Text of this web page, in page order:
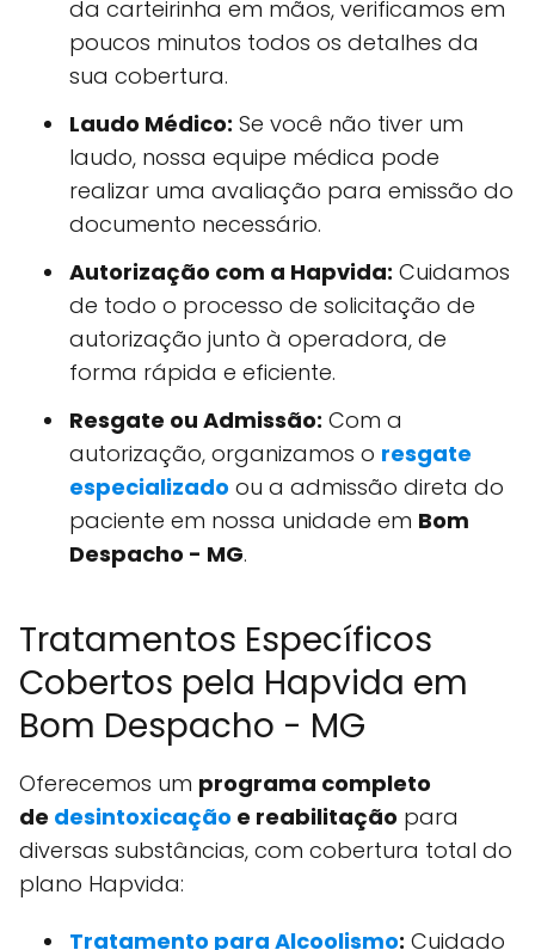
da carteirinha em mãos, verificamos em
poucos minutos todos os detalhes da
sua cobertura.
Laudo Médico: Se você não tiver um
laudo, nossa equipe médica pode
realizar uma avaliação para emissão do
documento necessário.
Autorização com a Hapvida: Cuidamos
de todo o processo de solicitação de
autorização junto à operadora, de
forma rápida e eficiente.
Resgate ou Admissão: Com a
autorização, organizamos o resgate
especializado ou a admissão direta do
paciente em nossa unidade em Bom
Despacho - MG.
Tratamentos Específicos
Cobertos pela Hapvida em
Bom Despacho - MG
Oferecemos um programa completo
de desintoxicação e reabilitação para
diversas substâncias, com cobertura total do
plano Hapvida:
Tratamento para Alcoolismo: Cuidado